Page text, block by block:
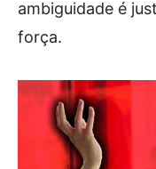
ambiguidade é
força.